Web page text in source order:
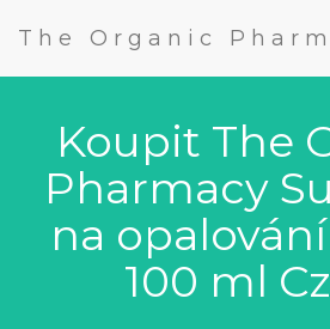
The Organic
Koupit The
Pharmacy
na opalování
100 ml